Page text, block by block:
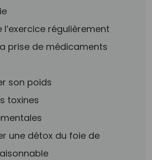
l’exercice régulièrement
prise de médicaments
son poids
toxines
une détox du foie de